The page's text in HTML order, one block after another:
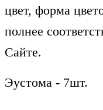
цвет, форма
полнее
Сайте.
Эустома - 7шт.